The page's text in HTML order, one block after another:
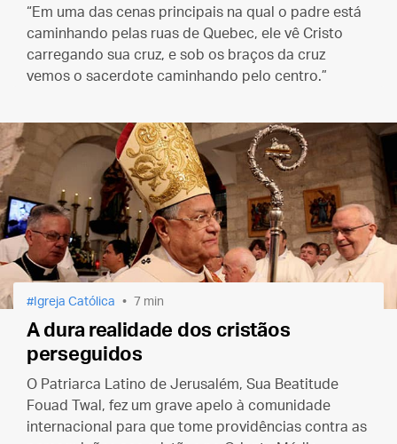
“Em uma das cenas principais na qual o padre está
caminhando pelas ruas de Quebec, ele vê Cristo
carregando sua cruz, e sob os braços da cruz
vemos o sacerdote caminhando pelo centro.”
Igreja Católica 7 min
A dura realidade dos cristãos
perseguidos
O Patriarca Latino de Jerusalém, Sua Beatitude
Fouad Twal, fez um grave apelo à comunidade
internacional para que tome providências contra as